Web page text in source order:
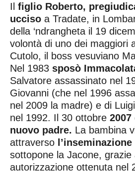
Il figlio Roberto,
ucciso a Tradate, in
della ‘ndrangheta il 19
volontà di uno dei maggiori
Cutolo, il boss vesuviano
Nel 1983 sposò
Salvatore assassinato nel
Giovanni (che nel 1996
nel 2009 la madre) e di
nel 1992. Il 30 ottobre
nuovo padre. La bambina
attraverso
sottopone la Jacone, grazie
autorizzazione ottenuta nel